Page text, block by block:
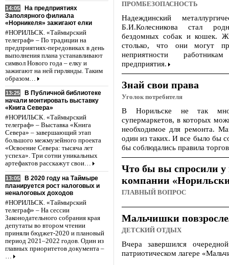
14:05
На предприятиях
Заполярного филиала
«Норникеля» зажигают елки
#НОРИЛЬСК. «Таймырский
телеграф» – По традиции на
предприятиях-передовиках в день
выполнения плана устанавливают
символ Нового года – елку и
зажигают на ней гирлянды. Таким
образом…
13:25
В Публичной библиотеке
начали монтировать выставку
«Книга Севера»
#НОРИЛЬСК. «Таймырский
телеграф» – Выставка «Книга
Севера» – завершающий этап
большого межмузейного проекта
«Освоение Севера: тысяча лет
успеха». Три сотни уникальных
артефактов расскажут свои…
13:05
В 2020 году на Таймыре
планируется рост налоговых и
неналоговых доходов
#НОРИЛЬСК. «Таймырский
телеграф» – На сессии
Законодательного собрания края
депутаты во втором чтении
приняли бюджет-2020 и плановый
период 2021–2022 годов. Один из
главных приоритетов документа –
…
ПРОМБЕЗОПАСНОСТЬ
Надеждинский
Б.И.Колесникова стал
бездомных собак и кошек.
столько, что они могут
неприятности
предприятия.
Знай свои права
Уголок потребителя
В Норильске не так
супермаркетов, в которых
необходимое для ремонта.
один из таких. И все было бы
бы соблюдались правила
Что бы вы спросили у
компании
ГЛАВНЫЙ ВОПРОС
Мальчишки
ДЕТСКИЙ ОТДЫХ
Вчера завершился
патриотическом лагере